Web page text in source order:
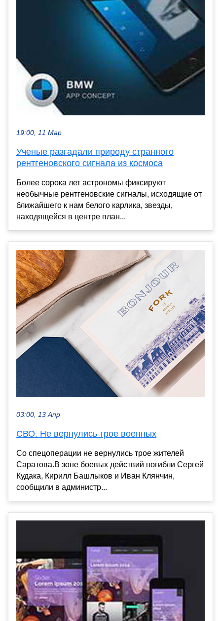
19:00, 11 Мар
Ученые разгадали природу странного
рентгеновского сигнала из космоса
Более сорока лет астрономы фиксируют
необычные рентгеновские сигналы, исходящие от
ближайшего к нам белого карлика, звезды,
находящейся в центре план...
03:00, 13 Апр
СВО. Не вернулись трое военных
Со спецоперации не вернулись трое жителей
Саратова.В зоне боевых действий погибли Сергей
Кудака, Кирилл Башлыков и Иван Клянчин,
сообщили в администр...